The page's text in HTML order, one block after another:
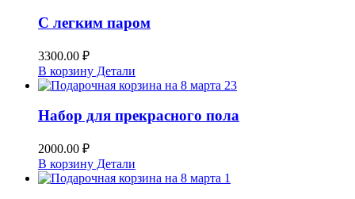
С легким паром
3300.00 ₽
В корзину Детали
Набор для прекрасного пола
2000.00 ₽
В корзину Детали